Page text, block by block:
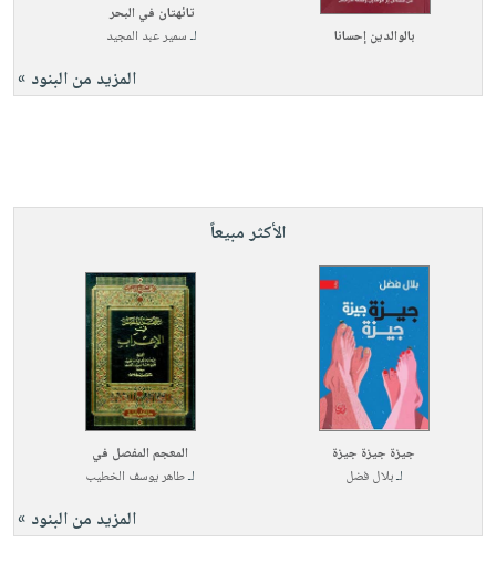
بالوالدين إحسانا
تائهتان في البحر
لـسمير عبد المجيد
المزيد من البنود »
الأكثر مبيعاً
جيزة جيزة جيزة
لـبلال فضل
المعجم المفصل في
لـطاهر يوسف الخطيب
المزيد من البنود »